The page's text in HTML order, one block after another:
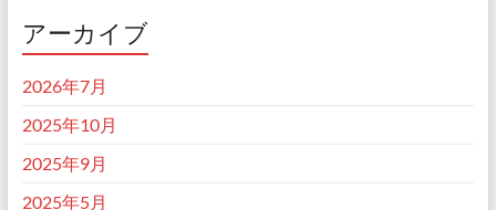
アーカイブ
2026年7月
2025年10月
2025年9月
2025年5月